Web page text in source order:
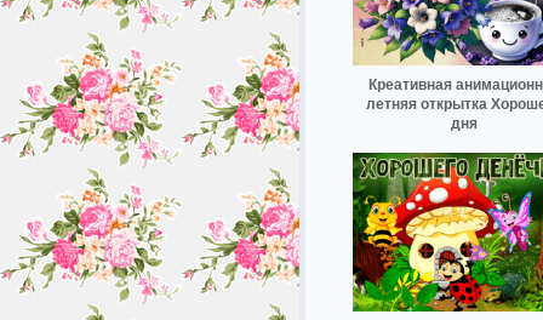
Креативная
летняя открытка
дня